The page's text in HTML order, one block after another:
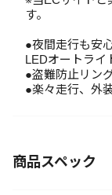
す。
●夜間走行も安
LEDオートライ
●盗難防止リン
●楽々走行、外
商品スペック